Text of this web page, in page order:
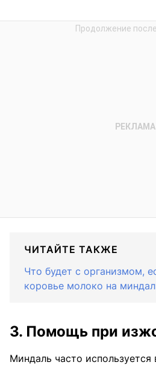
ЧИТАЙТЕ ТАКЖЕ
Что будет с организмом,
коровье молоко на
3. Помощь при
Миндаль часто